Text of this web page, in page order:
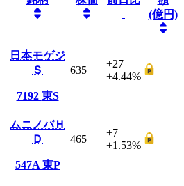
(億円)
日本モゲジ
Ｓ
7192 東S
635
+27
+4.44%
ムニノバＨ
Ｄ
547A 東P
465
+7
+1.53%